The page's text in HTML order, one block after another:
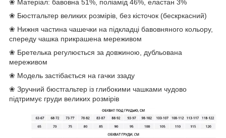
❀ Матеріал: бавовна 51%, поліамід 46%, еластан 3%
❀ Бюстгальтер великих розмірів, без кісточок (бескркасний)
❀ Нижня частина чашечки на підкладці бавовняного кольору,
спереду чашка прикрашена мереживом
❀ Бретелька регулюється за довжиною, дубльована
мереживом
❀ Модель застібається на гачки ззаду
❀ Зручний бюстгальтер із глибокими чашками чудово
підтримує груди великих розмірів